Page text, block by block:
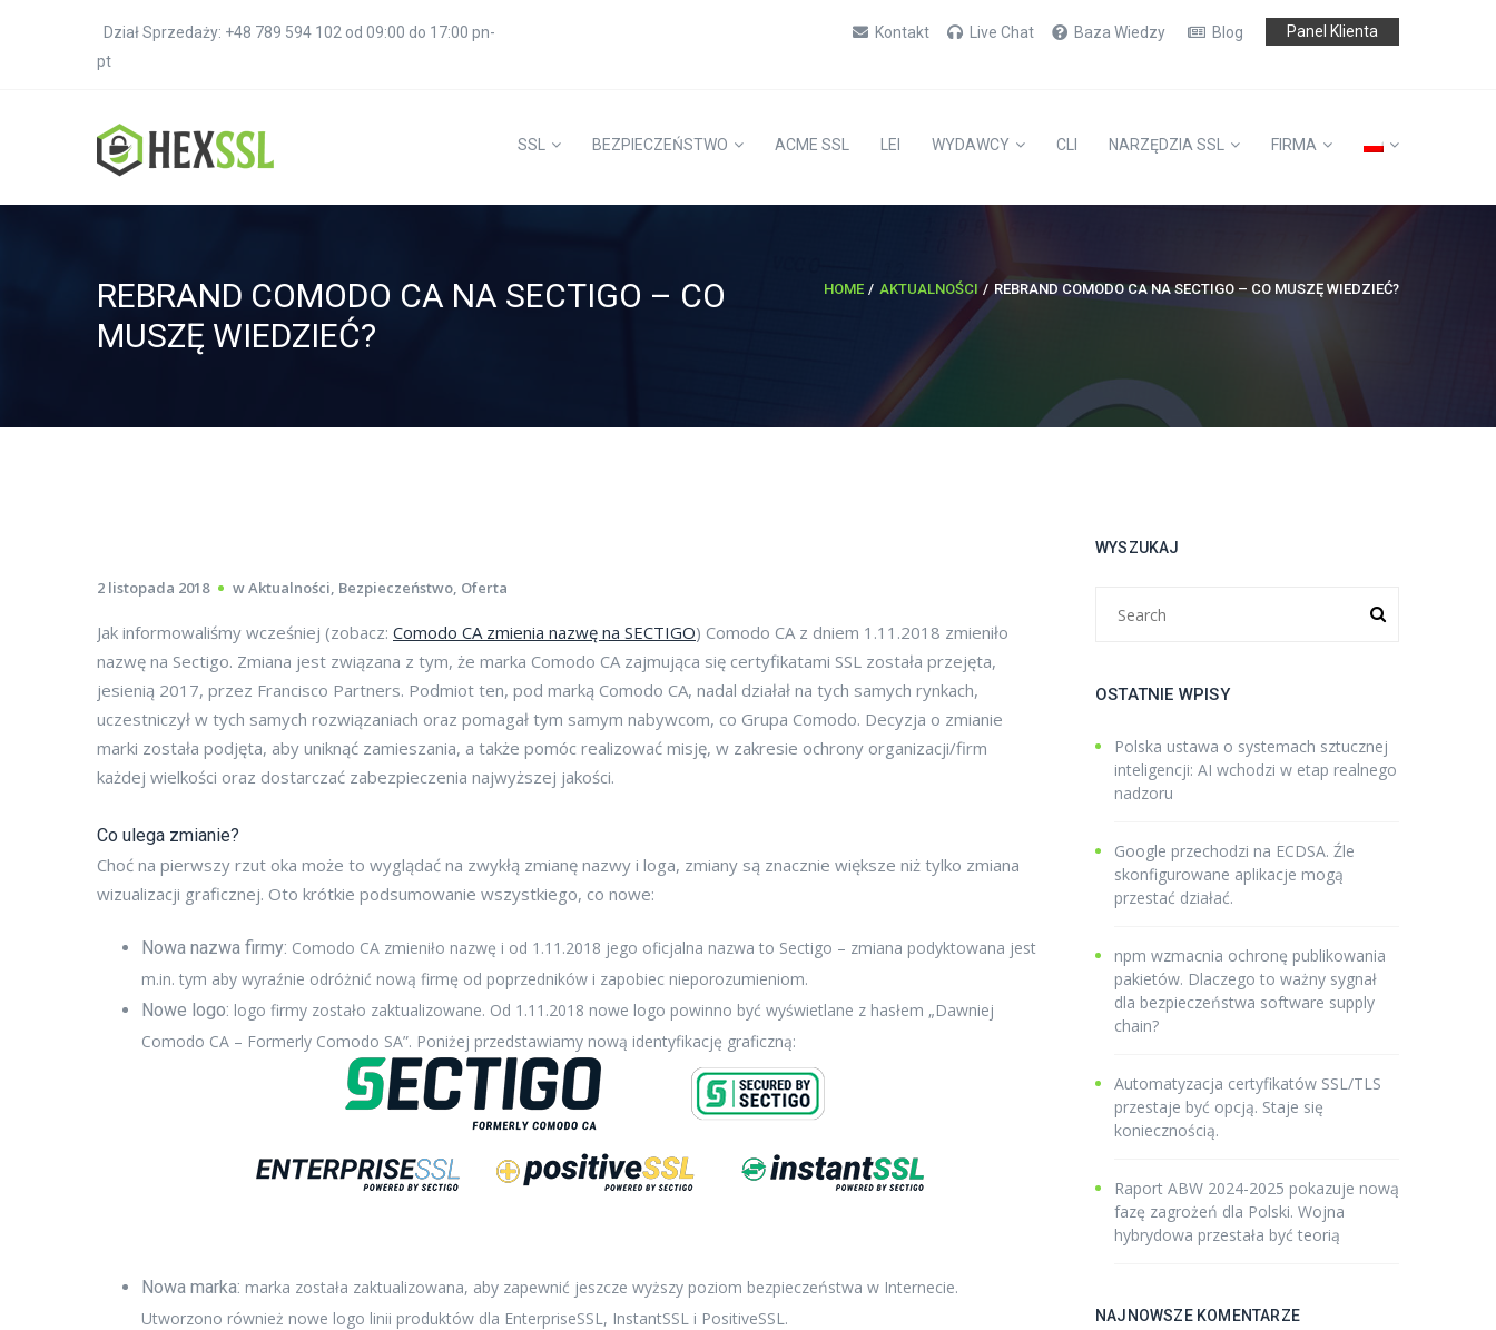
Dział Sprzedaży: +48 789 594 102 od 09:00 do 17:00 pn-
pt
Kontakt Live Chat Baza Wiedzy Blog Panel Klienta
SSL BEZPIECZEŃSTWO ACME SSL LEI WYDAWCY CLI NARZĘDZIA SSL FIRMA
REBRAND COMODO CA NA SECTIGO – CO
MUSZĘ WIEDZIEĆ?
HOME AKTUALNOŚCI REBRAND COMODO CA NA SECTIGO – CO MUSZĘ WIEDZIEĆ?
2 listopada 2018 wAktualności, Bezpieczeństwo, Oferta
Jak informowaliśmy wcześniej (zobacz: Comodo CA zmienia nazwę na SECTIGO) Comodo CA z dniem 1.11.2018 zmieniło
nazwę na Sectigo. Zmiana jest związana z tym, że marka Comodo CA zajmująca się certyfikatami SSL została przejęta,
jesienią 2017, przez Francisco Partners. Podmiot ten, pod marką Comodo CA, nadal działał na tych samych rynkach,
uczestniczył w tych samych rozwiązaniach oraz pomagał tym samym nabywcom, co Grupa Comodo. Decyzja o zmianie
marki została podjęta, aby uniknąć zamieszania, a także pomóc realizować misję, w zakresie ochrony organizacji/firm
każdej wielkości oraz dostarczać zabezpieczenia najwyższej jakości.
Co ulega zmianie?
Choć na pierwszy rzut oka może to wyglądać na zwykłą zmianę nazwy i loga, zmiany są znacznie większe niż tylko zmiana
wizualizacji graficznej. Oto krótkie podsumowanie wszystkiego, co nowe:
Nowa nazwa firmy: Comodo CA zmieniło nazwę i od 1.11.2018 jego oficjalna nazwa to Sectigo – zmiana podyktowana jest
m.in. tym aby wyraźnie odróżnić nową firmę od poprzedników i zapobiec nieporozumieniom.
Nowe logo: logo firmy zostało zaktualizowane. Od 1.11.2018 nowe logo powinno być wyświetlane z hasłem „Dawniej
Comodo CA – Formerly Comodo SA”. Poniżej przedstawiamy nową identyfikację graficzną:
Nowa marka: marka została zaktualizowana, aby zapewnić jeszcze wyższy poziom bezpieczeństwa w Internecie.
Utworzono również nowe logo linii produktów dla EnterpriseSSL, InstantSSL i PositiveSSL.
WYSZUKAJ
OSTATNIE WPISY
Polska ustawa o systemach sztucznej
inteligencji: AI wchodzi w etap realnego
nadzoru
Google przechodzi na ECDSA. Źle
skonfigurowane aplikacje mogą
przestać działać.
npm wzmacnia ochronę publikowania
pakietów. Dlaczego to ważny sygnał
dla bezpieczeństwa software supply
chain?
Automatyzacja certyfikatów SSL/TLS
przestaje być opcją. Staje się
koniecznością.
Raport ABW 2024-2025 pokazuje nową
fazę zagrożeń dla Polski. Wojna
hybrydowa przestała być teorią
NAJNOWSZE KOMENTARZE